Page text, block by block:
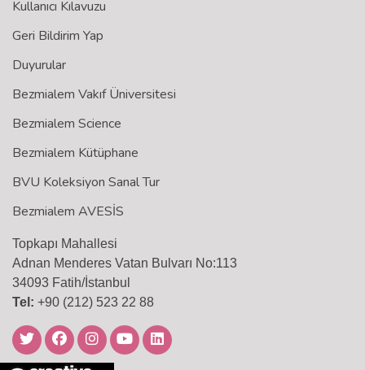
Kullanıcı Kılavuzu
Geri Bildirim Yap
Duyurular
Bezmialem Vakıf Üniversitesi
Bezmialem Science
Bezmialem Kütüphane
BVU Koleksiyon Sanal Tur
Bezmialem AVESİS
Topkapı Mahallesi
Adnan Menderes Vatan Bulvarı No:113
34093 Fatih/İstanbul
Tel: +90 (212) 523 22 88